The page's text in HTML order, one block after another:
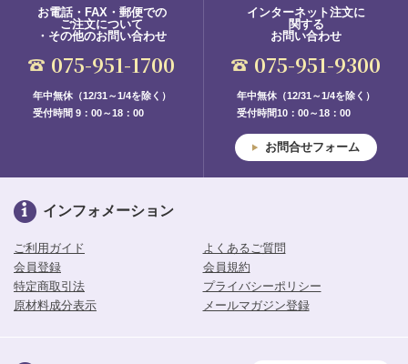
お電話・FAX・郵便での
ご注文について
・その他のお問い合わせ
075-951-1700
年中無休（12/31～1/4を除く）
受付時間 9：00～18：00
インターネット注文に
関する
お問い合わせ
075-951-9300
年中無休（12/31～1/4を除く）
受付時間10：00～18：00
お問合せフォーム
インフォメーション
ご利用ガイド
よくあるご質問
会員登録
会員規約
特定商取引法
プライバシーポリシー
原材料成分表示
メールマガジン登録